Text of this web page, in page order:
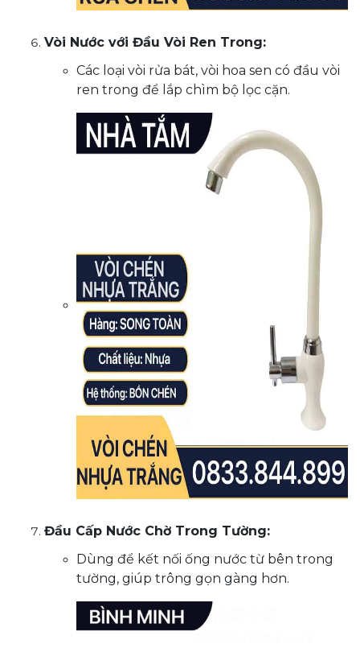
Vòi Nước với Đầu Vòi Ren Trong:
Các loại vòi rửa bát, vòi hoa sen có đầu vòi
ren trong để lắp chìm bộ lọc cặn.
Đầu Cấp Nước Chờ Trong Tường:
Dùng để kết nối ống nước từ bên trong
tường, giúp trông gọn gàng hơn.